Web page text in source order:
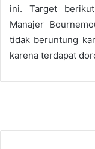
ini. Target
Manajer
tidak beruntung
karena terdapat